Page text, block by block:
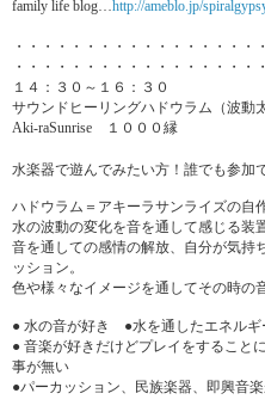
family life blog… http://ameblo.jp/
・・・・・・・・・・・・・・・・・
・・・・・・・・・・・・・・・・・
１４：３０～１６：３０
サウンドヒーリングハドウラム（波動
Aki-raSunrise １０００縁
水楽器で遊んでみたい方！誰でも参加
ハドウラム＝ アキーラサンライズの自
水の波動の変化を音を通して感じる装
音を通しての感情の解放、 自分が気持
ッション。
色や様々なイメージを通してその時の
● 水の音が好き ●水を通したエネル
● 音楽が好きだけどプレイをすること
事が無い
●パーカッション、民族楽器、即興音